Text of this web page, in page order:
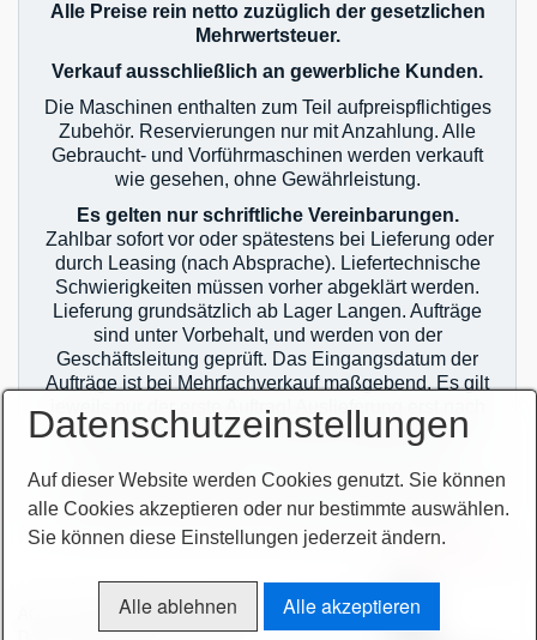
zur Termin-
Alle Preise rein netto zuzüglich der gesetzlichen
Mehrwertsteuer.
Verkauf ausschließlich an gewerbliche Kunden.
Die Maschinen enthalten zum Teil aufpreispflichtiges
Zubehör. Reservierungen nur mit Anzahlung. Alle
Gebraucht- und Vorführmaschinen werden verkauft
wie gesehen, ohne Gewährleistung.
Es gelten nur schriftliche Vereinbarungen.
Zahlbar sofort vor oder spätestens bei Lieferung oder
durch Leasing (nach Absprache). Liefertechnische
Schwierigkeiten müssen vorher abgeklärt werden.
Lieferung grundsätzlich ab Lager Langen. Aufträge
sind unter Vorbehalt, und werden von der
Geschäftsleitung geprüft. Das Eingangsdatum der
Aufträge ist bei Mehrfachverkauf maßgebend. Es gilt
jeweils nur der erste Auftrag! Auslieferung erst nach
zahlungstechnischer Klärung! Im Übrigen gelten
Sie finden unsere AGB`s auf unserer Homepage im
Netz oder auf unseren Auftragsbestätigungen.
Bitte beachten! Impressum
Sitemap intern
Datenschutzeinstellungen
Auf dieser Website werden Cookies genutzt. Sie können
alle Cookies akzeptieren oder nur bestimmte auswählen.
Sie können diese Einstellungen jederzeit ändern.
Alle ablehnen Alle akzeptieren